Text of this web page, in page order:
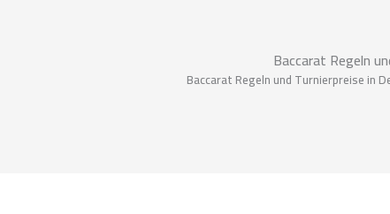
Baccarat Regeln
Baccarat Regeln und Turnierpreise in